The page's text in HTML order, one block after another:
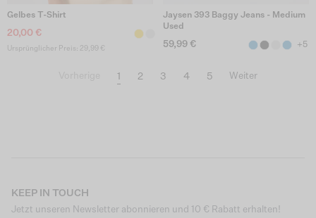
Gelbes T-Shirt
20,00 €
Ursprünglicher Preis: 29,99 €
Jaysen 393 Baggy Jeans - Medium
Used
59,99 € +5
1 2 3 4 5 Weiter
KEEP IN TOUCH
Jetzt unseren Newsletter abonnieren und 10 € Rabatt erhalten!